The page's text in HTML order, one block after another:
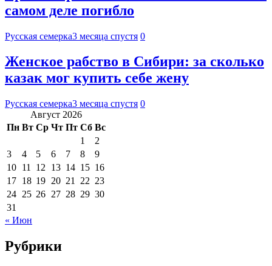
самом деле погибло
Русская семерка3 месяца спустя 0
Женское рабство в Сибири: за сколько
казак мог купить себе жену
Русская семерка3 месяца спустя 0
Август 2026
Пн Вт Ср Чт Пт Сб Вс
1
2
3
4 5 6 7 8
9
10 11 12 13 14 15 16
17 18 19 20 21 22 23
24 25 26 27 28 29 30
31
« Июн
Рубрики